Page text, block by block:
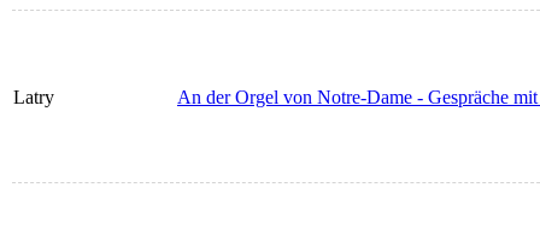
Latry An der Orgel von Notre-Dame - Gespräche